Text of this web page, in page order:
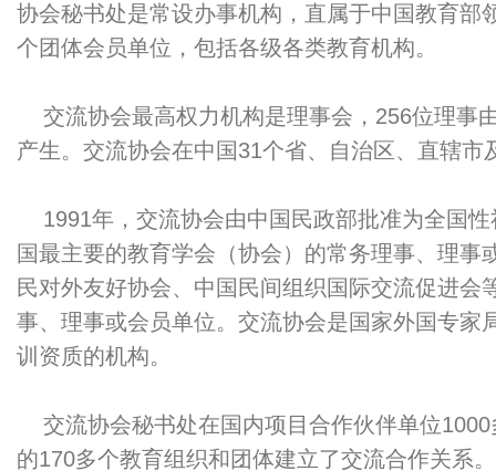
协会秘书处是常设办事机构，直属于中国教育部
个团体会员单位，包括各级各类教育机构。
交流协会最高权力机构是理事会，256位理事
产生。交流协会在中国31个省、自治区、直辖市
1991年，交流协会由中国民政部批准为全国性
国最主要的教育学会（协会）的常务理事、理事
民对外友好协会、中国民间组织国际交流促进会
事、理事或会员单位。交流协会是国家外国专家
训资质的机构。
交流协会秘书处在国内项目合作伙伴单位1000
的170多个教育组织和团体建立了交流合作关系。